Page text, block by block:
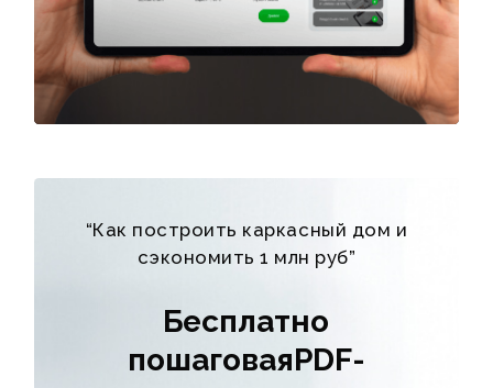
“Как построить каркасный дом и
сэкономить 1 млн руб”
Бесплатно
пошаговаяPDF-